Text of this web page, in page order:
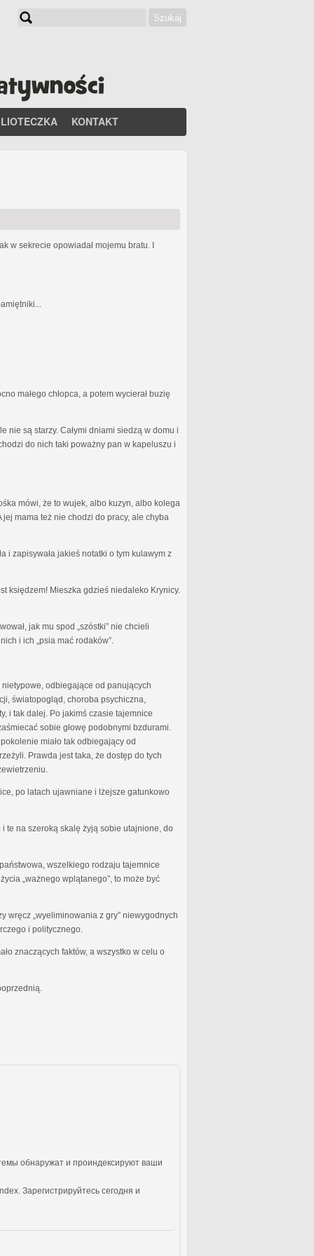
Szukaj
KONTAKT
w sekrecie opowiadał mojemu bratu. I
małego chłopca, a potem wycierał buzię
nie są starzy. Całymi dniami siedzą w domu i
do nich taki poważny pan w kapeluszu i
mówi, że to wujek, albo kuzyn, albo kolega
mama też nie chodzi do pracy, ale chyba
i zapisywała jakieś notatki o tym kulawym z
księdzem! Mieszka gdzieś niedaleko Krynicy.
jak mu spod „szóstki” nie chcieli
i ich „psia mać rodaków”.
nietypowe, odbiegające od panujących
światopogląd, choroba psychiczna,
i tak dalej. Po jakimś czasie tajemnice
sobie głowę podobnymi bzdurami.
miało tak odbiegający od
Prawda jest taka, że dostęp do tych
po latach ujawniane i lżejsze gatunkowo
i te na szeroką skalę żyją sobie utajnione, do
wszelkiego rodzaju tajemnice
„ważnego wplątanego”, to może być
wręcz „wyeliminowania z gry” niewygodnych
i politycznego.
znaczących faktów, a wszystko w celu o
обнаружат и проиндексируют ваши
Зарегистрируйтесь сегодня и